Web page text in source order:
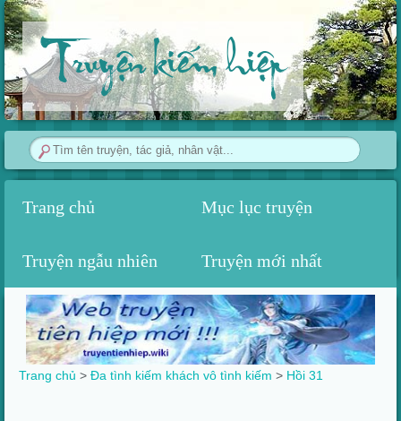
Truyện kiếm hiệp
Trang chủ Mục lục truyện
Truyện ngẫu nhiên Truyện mới nhất
Trang chủ >Đa tình kiếm khách vô tình kiếm > Hồi 31